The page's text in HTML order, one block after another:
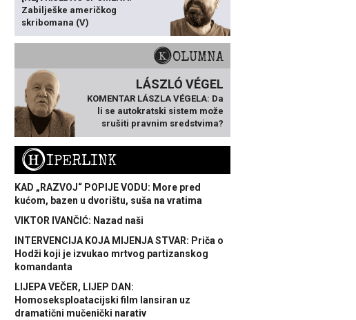
Zabilješke američkog
skribomana (V)
KOLUMNA
LÁSZLÓ VÉGEL
KOMENTAR LÁSZLA VÉGELA: Da
li se autokratski sistem može
srušiti pravnim sredstvima?
HIPERLINK
KAD „RAZVOJ“ POPIJE VODU: More pred
kućom, bazen u dvorištu, suša na vratima
VIKTOR IVANČIĆ: Nazad naši
INTERVENCIJA KOJA MIJENJA STVAR: Priča o
Hodži koji je izvukao mrtvog partizanskog
komandanta
LIJEPA VEČER, LIJEP DAN:
Homoseksploatacijski film lansiran uz
dramatični mučenički narativ